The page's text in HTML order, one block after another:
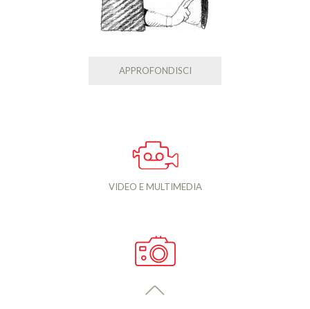
APPROFONDISCI
VIDEO E MULTIMEDIA